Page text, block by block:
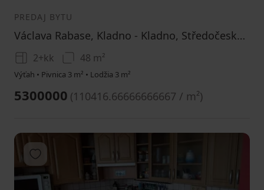
PREDAJ BYTU
Václava Rabase, Kladno - Kladno, Středočeský kraj
2+kk 48 m²
Výťah • Pivnica 3 m² • Lodžia 3 m²
5300000 (110416.66666666667 / m²)
Pridať do obľúbených